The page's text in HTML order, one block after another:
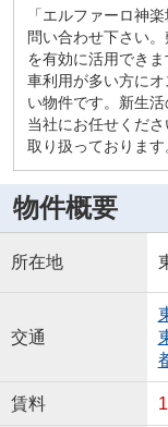
「エルファーロ神
問い合わせ下さい
を有効に活用でき
車利用が多い方に
い物件です。新生
当社にお任せくだ
取り扱っております
物件概要
所在地
交通
賃料